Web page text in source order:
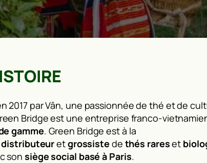
2017 par Vân, une passionnée de thé et de
Bridge est une entreprise franco-
gamme. Green Bridge est à la
distributeuretgrossiste de thés rareset
sonsiège social basé à Paris.